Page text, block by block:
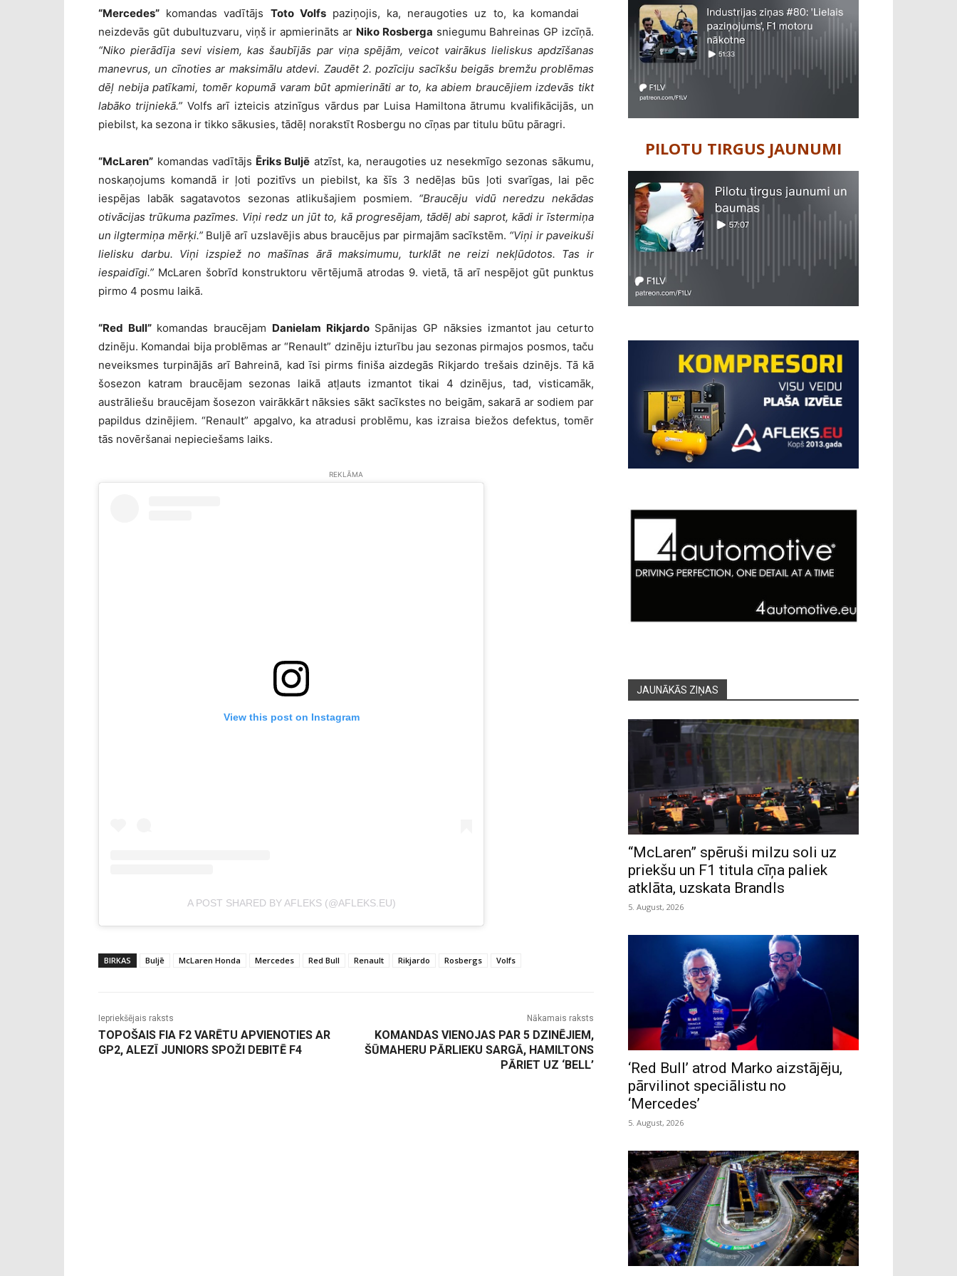
“Mercedes” komandas vadītājs Toto Volfspaziņojis, ka, neraugoties uz to, ka komandai
neizdevās gūt dubultuzvaru, viņš ir apmierināts ar Niko Rosberga sniegumu Bahreinas GP izcīņā.
“Niko pierādīja sevi visiem, kas šaubījās par viņa spējām, veicot vairākus lieliskus apdzīšanas
manevrus, un cīnoties ar maksimālu atdevi. Zaudēt 2. pozīciju sacīkšu beigās bremžu problēmas
dēļ nebija patīkami, tomēr kopumā varam būt apmierināti ar to, ka abiem braucējiem izdevās tikt
labāko trijniekā.” Volfs arī izteicis atzinīgus vārdus par Luisa Hamiltona ātrumu kvalifikācijās, un
piebilst, ka sezona ir tikko sākusies, tādēļ norakstīt Rosbergu no cīņas par titulu būtu pāragri.
“McLaren” komandas vadītājs Ēriks Buljē atzīst, ka, neraugoties uz nesekmīgo sezonas sākumu,
noskaņojums komandā ir ļoti pozitīvs un piebilst, ka šīs 3 nedēļas būs ļoti svarīgas, lai pēc
iespējas labāk sagatavotos sezonas atlikušajiem posmiem. “Braucēju vidū neredzu nekādas
otivācijas trūkuma pazīmes. Viņi redz un jūt to, kā progresējam, tādēļ abi saprot, kādi ir īstermiņa
un ilgtermiņa mērķi.”Buljē arī uzslavējis abus braucējus par pirmajām sacīkstēm. “Viņi ir paveikuši
lielisku darbu. Viņi izspiež no mašīnas ārā maksimumu, turklāt ne reizi nekļūdotos. Tas ir
iespaidīgi.” McLaren šobrīd konstruktoru vērtējumā atrodas 9. vietā, tā arī nespējot gūt punktus
pirmo 4 posmu laikā.
“Red Bull”komandas braucējam Danielam RikjardoSpānijas GP nāksies izmantot jau ceturto
dzinēju. Komandai bija problēmas ar “Renault” dzinēju izturību jau sezonas pirmajos posmos, taču
neveiksmes turpinājās arī Bahreinā, kad īsi pirms finiša aizdegās Rikjardo trešais dzinējs. Tā kā
šosezon katram braucējam sezonas laikā atļauts izmantot tikai 4 dzinējus, tad, visticamāk,
austrāliešu braucējam šosezon vairākkārt nāksies sākt sacīkstes no beigām, sakarā ar sodiem par
papildus dzinējiem. “Renault” apgalvo, ka atradusi problēmu, kas izraisa biežos defektus, tomēr
tās novēršanai nepieciešams laiks.
REKLĀMA
View this post on Instagram
A POST SHARED BY AFLEKS (@AFLEKS.EU)
BIRKAS Buljē McLaren Honda Mercedes Red Bull Renault Rikjardo Rosbergs Volfs
Iepriekšējais raksts
TOPOŠAIS FIA F2 VARĒTU APVIENOTIES AR
GP2, ALEZĪ JUNIORS SPOŽI DEBITĒ F4
Nākamais raksts
KOMANDAS VIENOJAS PAR 5 DZINĒJIEM,
ŠŪMAHERU PĀRLIEKU SARGĀ, HAMILTONS
PĀRIET UZ ‘BELL’
PILOTU TIRGUS JAUNUMI
JAUNĀKĀS ZIŅAS
“McLaren” spēruši milzu soli uz
priekšu un F1 titula cīņa paliek
atklāta, uzskata Brandls
5. August, 2026
‘Red Bull’ atrod Marko aizstājēju,
pārvilinot speciālistu no
‘Mercedes’
5. August, 2026